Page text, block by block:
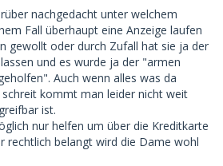
nachgedacht unter welchem
Fall überhaupt eine Anzeige laufen
gewollt oder durch Zufall hat sie ja der
und es wurde ja der "armen
Auch wenn alles was da
kommt man leider nicht weit
ist.
nur helfen um über die Kreditkarte
rechtlich belangt wird die Dame wohl